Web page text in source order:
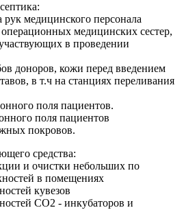
рук медицинского персонала
медицинских сестер,
в проведении
доноров, кожи перед введением
в т.ч на станциях переливания
поля пациентов.
поля пациентов
покровов.
средства:
и очистки небольших по
в помещениях
кувезов
СО2 - инкубаторов и